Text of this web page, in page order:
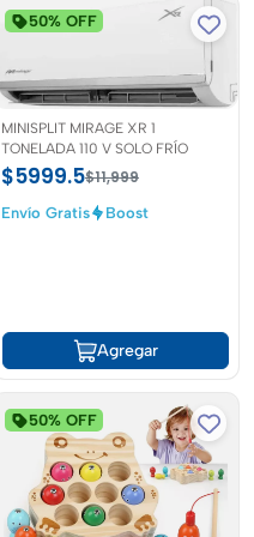
50% OFF
MINISPLIT MIRAGE XR 1
TONELADA 110 V SOLO FRÍO
$5999.5$11,999
Envío Gratis Boost
Agregar
50% OFF